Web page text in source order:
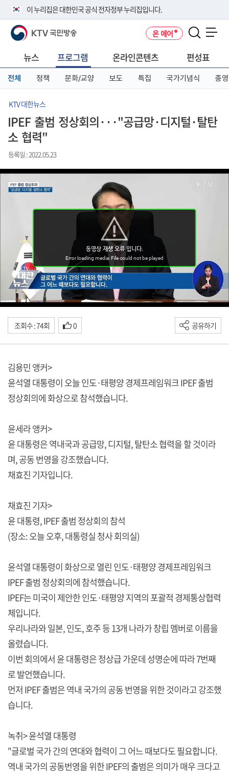
이 누리집은 대한민국 공식 전자정부 누리집입니다.
공식 누리집 주소 확인하기
니다.
이밖에 or.kr 또는 .kr등 다른 도메인 주소를 사용하고 있다면 아래 URL에
서 도메인 주소를 확인해 보세요
KTV 국민방송 온 에어
뉴스 프로그램 온라인콘텐츠 편성표
전체 정책 문화/교양 보도 특집 국가기념식 종영
KTV 대한뉴스
IPEF 출범 정상회의···"공급망·디지털·탈탄
소 협력"
등록일 : 2022.05.23
조회수 : 74회 0 공유하기
김용민 앵커>
윤석열 대통령이 오늘 인도·태평양 경제프레임워크 IPEF 출범
정상회의에 화상으로 참석했습니다.
윤세라 앵커>
윤 대통령은 역내국과 공급망, 디지털, 탈탄소 협력을 할 것이라
며, 공동 번영을 강조했습니다.
채효진 기자입니다.
채효진 기자>
윤 대통령, IPEF 출범 정상회의 참석
(장소: 오늘 오후, 대통령실 청사 회의실)
윤석열 대통령이 화상으로 열린 인도·태평양 경제프레임워크
IPEF 출범 정상회의에 참석했습니다.
IPEF는 미국이 제안한 인도·태평양 지역의 포괄적 경제통상협력
체입니다.
우리나라와 일본, 인도, 호주 등 13개 나라가 창립 멤버로 이름을
올렸습니다.
이번 회의에서 윤 대통령은 정상급 가운데 성명순에 따라 7번째
로 발언했습니다.
먼저 IPEF 출범은 역내 국가의 공동 번영을 위한 것이라고 강조했
습니다.
녹취> 윤석열 대통령
"글로벌 국가 간의 연대와 협력이 그 어느 때보다도 필요합니다.
역내 국가의 공동번영을 위한 IPEF의 출범은 의미가 매우 크다고